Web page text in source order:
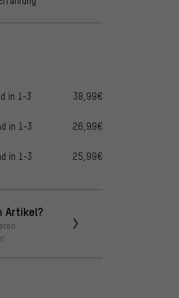
in 1-3
38,99€
in 1-3
26,99€
in 1-3
25,99€
Artikel?